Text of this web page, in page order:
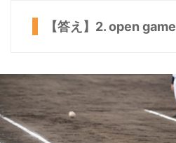
【答え】2. open game